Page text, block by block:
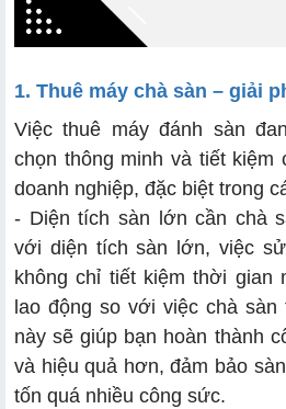
1. Thuê máy chà sàn – giải
Việc thuê máy đánh sàn
chọn thông minh và tiết kiệm
doanh nghiệp, đặc biệt trong
- Diện tích sàn lớn cần chà
với diện tích sàn lớn, việc
không chỉ tiết kiệm thời gian
lao động so với việc chà sàn
này sẽ giúp bạn hoàn thành
và hiệu quả hơn, đảm bảo
tốn quá nhiều công sức.